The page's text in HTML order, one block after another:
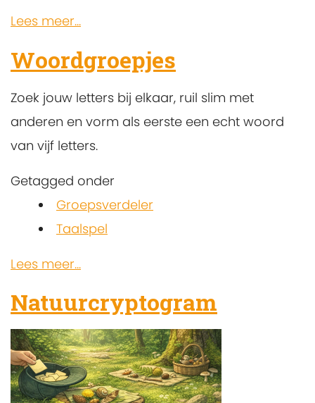
Lees meer...
Woordgroepjes
Zoek jouw letters bij elkaar, ruil slim met
anderen en vorm als eerste een echt woord
van vijf letters.
Getagged onder
Groepsverdeler
Taalspel
Lees meer...
Natuurcryptogram